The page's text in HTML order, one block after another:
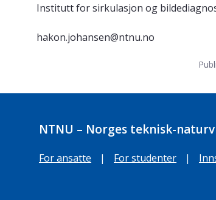
Institutt for sirkulasjon og
hakon.johansen@ntnu.no
NTNU – Norges teknisk-
For ansatte | For studenter |